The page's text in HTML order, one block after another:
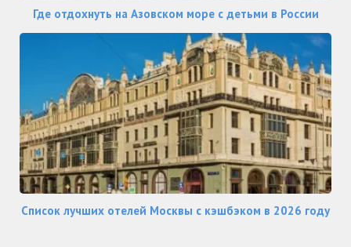
Где отдохнуть на Азовском море с детьми в России
Список лучших отелей Москвы с кэшбэком в 2026 году